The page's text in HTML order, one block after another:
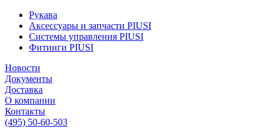
Рукава
Аксессуары и запчасти PIUSI
Системы управления PIUSI
Фитинги PIUSI
Новости
Документы
Доставка
О компании
Контакты
(495) 50-60-503